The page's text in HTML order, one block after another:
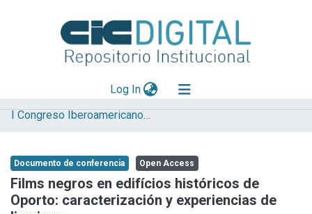
Log In(current)
Explorar
Aportar material
Statistics
I Congreso Iberoamericano y VIII Jornada de Técnicas de Restauración y Conservación del Patrimonio
Documento de conferencia Open Access
Films negros en edifícios históricos de
Oporto: caracterización y experiencias de